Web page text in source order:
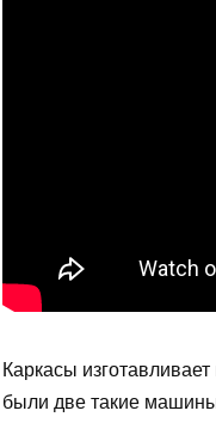
Каркасы
были две такие